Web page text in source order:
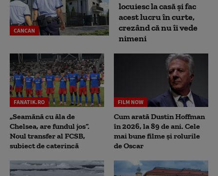
CANCAN
locuiesc la casă și fac
acest lucru în curte,
crezând că nu îi vede
nimeni
FANATIK.RO
„Seamănă cu ăla de
Chelsea, are fundul jos”.
Noul transfer al FCSB,
subiect de caterincă
FILM NOW
Cum arată Dustin Hoffman
în 2026, la 89 de ani. Cele
mai bune filme și rolurile
de Oscar